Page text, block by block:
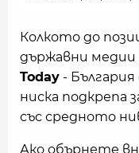
Колкото до
държавни
Today -
ниска подкрепа
със средното
Ако обърнете